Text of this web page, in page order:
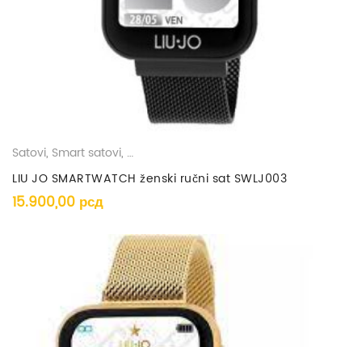
Satovi, Smart satovi, Ženski satovi
LIU JO SMARTWATCH ženski ručni sat SWLJ003
15.900,00 рсд